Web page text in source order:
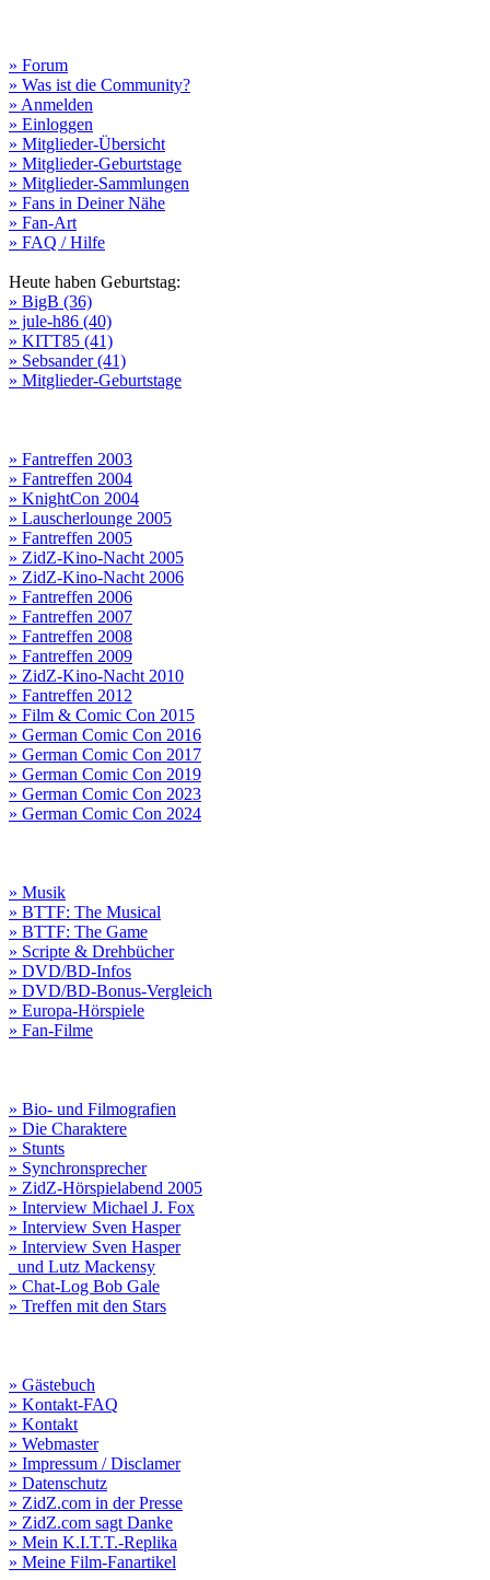
» Forum
» Was ist die Community?
» Anmelden
» Einloggen
» Mitglieder-Übersicht
» Mitglieder-Geburtstage
» Mitglieder-Sammlungen
» Fans in Deiner Nähe
» Fan-Art
» FAQ / Hilfe
Heute haben Geburtstag:
» BigB (36)
» jule-h86 (40)
» KITT85 (41)
» Sebsander (41)
» Mitglieder-Geburtstage
» Fantreffen 2003
» Fantreffen 2004
» KnightCon 2004
» Lauscherlounge 2005
» Fantreffen 2005
» ZidZ-Kino-Nacht 2005
» ZidZ-Kino-Nacht 2006
» Fantreffen 2006
» Fantreffen 2007
» Fantreffen 2008
» Fantreffen 2009
» ZidZ-Kino-Nacht 2010
» Fantreffen 2012
» Film & Comic Con 2015
» German Comic Con 2016
» German Comic Con 2017
» German Comic Con 2019
» German Comic Con 2023
» German Comic Con 2024
» Musik
» BTTF: The Musical
» BTTF: The Game
» Scripte & Drehbücher
» DVD/BD-Infos
» DVD/BD-Bonus-Vergleich
» Europa-Hörspiele
» Fan-Filme
» Bio- und Filmografien
» Die Charaktere
» Stunts
» Synchronsprecher
» ZidZ-Hörspielabend 2005
» Interview Michael J. Fox
» Interview Sven Hasper
» Interview Sven Hasper
und Lutz Mackensy
» Chat-Log Bob Gale
» Treffen mit den Stars
» Gästebuch
» Kontakt-FAQ
» Kontakt
» Webmaster
» Impressum / Disclamer
» Datenschutz
» ZidZ.com in der Presse
» ZidZ.com sagt Danke
» Mein K.I.T.T.-Replika
» Meine Film-Fanartikel